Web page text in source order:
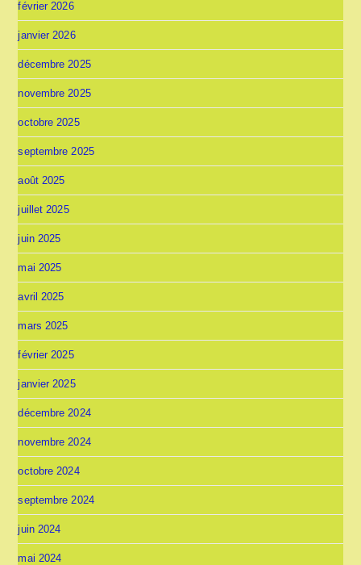
février 2026
janvier 2026
décembre 2025
novembre 2025
octobre 2025
septembre 2025
août 2025
juillet 2025
juin 2025
mai 2025
avril 2025
mars 2025
février 2025
janvier 2025
décembre 2024
novembre 2024
octobre 2024
septembre 2024
juin 2024
mai 2024